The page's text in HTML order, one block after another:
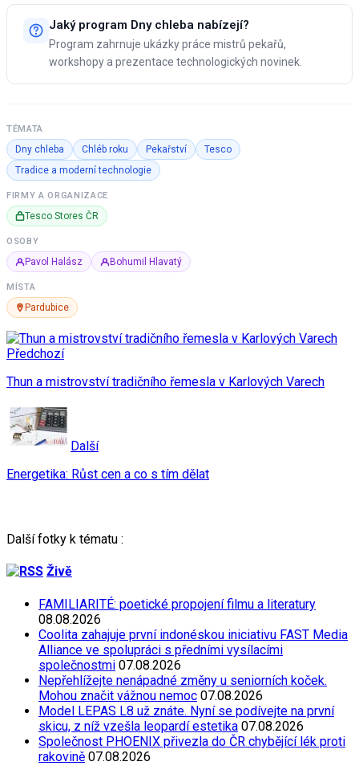
Jaký program Dny chleba nabízejí?
Program zahrnuje ukázky práce mistrů pekařů,
workshopy a prezentace technologických novinek.
TÉMATA
Dny chleba Chléb roku Pekařství
Tesco
Tradice a moderní technologie
FIRMY A ORGANIZACE
Tesco Stores ČR
OSOBY
Pavol Halász Bohumil Hlavatý
MÍSTA
Pardubice
Předchozí
Thun a mistrovství tradičního řemesla v Karlových Varech
Další
Energetika: Růst cen a co s tím dělat
Další fotky k tématu :
Živě
FAMILIARITÉ: poetické propojení filmu a literatury
08.08.2026
Coolita zahajuje první indonéskou iniciativu FAST Media
Alliance ve spolupráci s předními vysílacími
společnostmi 07.08.2026
Nepřehlížejte nenápadné změny u seniorních koček.
Mohou značit vážnou nemoc 07.08.2026
Model LEPAS L8 už znáte. Nyní se podívejte na první
skicu, z níž vzešla leopardí estetika 07.08.2026
Společnost PHOENIX přivezla do ČR chybějící lék proti
rakovině 07.08.2026